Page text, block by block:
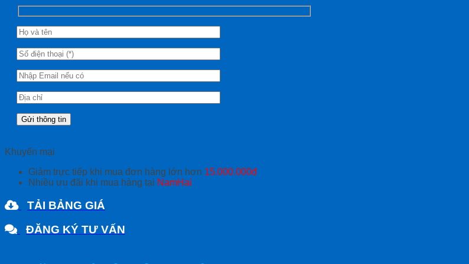
Khuyến mại
Giảm trực tiếp khi mua đơn hàng lớn hơn 15.000.000đ
Nhiều ưu đãi khi mua hàng tại NamHai
TẢI BẢNG GIÁ
ĐĂNG KÝ TƯ VẤN